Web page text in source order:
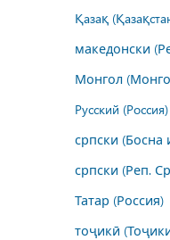
Қазақ
македонски
Монгол
Русский (Россия)
српски (Босна
српски (Реп.
Татар (Россия)
тоҷикӣ